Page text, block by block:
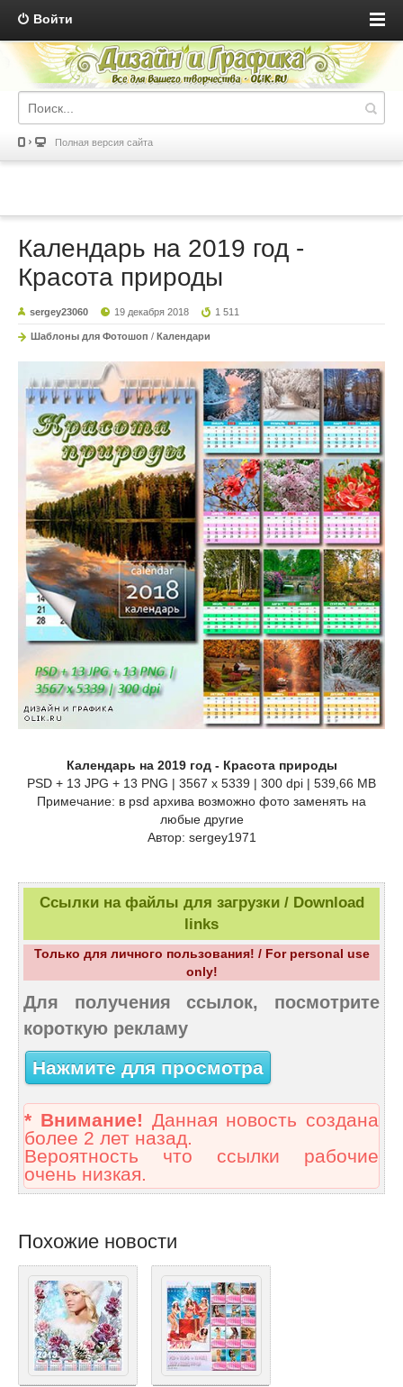
Войти
Полная версия сайта
Календарь на 2019 год -
Красота природы
sergey23060 19 декабря 2018 1 511
Шаблоны для Фотошоп / Календари
Календарь на 2019 год - Красота природы
PSD + 13 JPG + 13 PNG | 3567 x 5339 | 300 dpi | 539,66 MB
Примечание: в psd архива возможно фото заменять на
любые другие
Автор: sergey1971
Ссылки на файлы для загрузки / Download
links
Только для личного пользования! / For personal use
only!
Для получения ссылок, посмотрите
короткую рекламу
Нажмите для просмотра
* Внимание! Данная новость создана
более 2 лет назад.
Вероятность что ссылки рабочие
очень низкая.
Похожие новости